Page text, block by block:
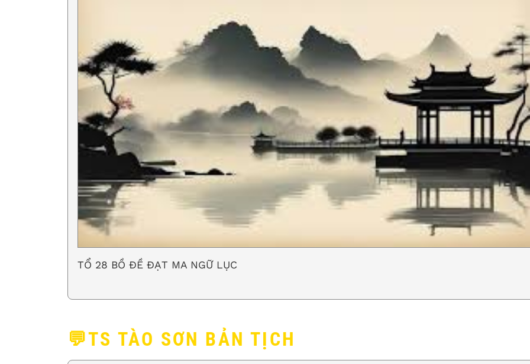
TỔ 28 BỒ ĐỀ ĐẠT MA NGỮ LỤC
💬TS TÀO SƠN BẢN TỊCH